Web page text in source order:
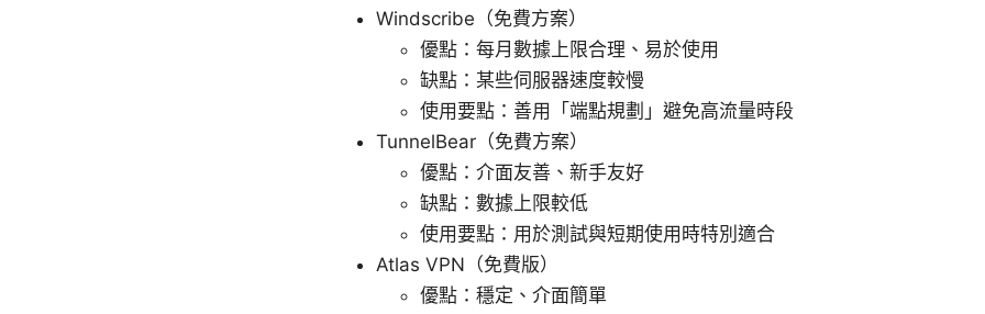
Windscribe（免費方案）
優點：每月數據上限合理、易於使用
缺點：某些伺服器速度較慢
使用要點：善用「端點規劃」避免高流量時段
TunnelBear（免費方案）
優點：介面友善、新手友好
缺點：數據上限較低
使用要點：用於測試與短期使用時特別適合
Atlas VPN（免費版）
優點：穩定、介面簡單